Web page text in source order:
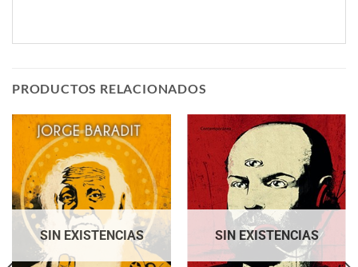
PRODUCTOS RELACIONADOS
SIN EXISTENCIAS SIN EXISTENCIAS